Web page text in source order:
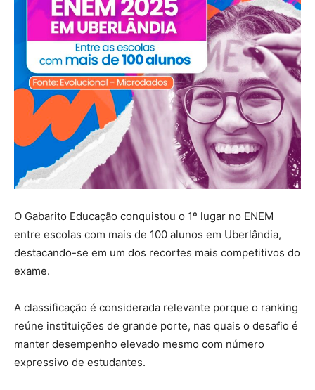
O Gabarito Educação conquistou o 1º lugar no ENEM
entre escolas com mais de 100 alunos em Uberlândia,
destacando-se em um dos recortes mais competitivos do
exame.
A classificação é considerada relevante porque o ranking
reúne instituições de grande porte, nas quais o desafio é
manter desempenho elevado mesmo com número
expressivo de estudantes.